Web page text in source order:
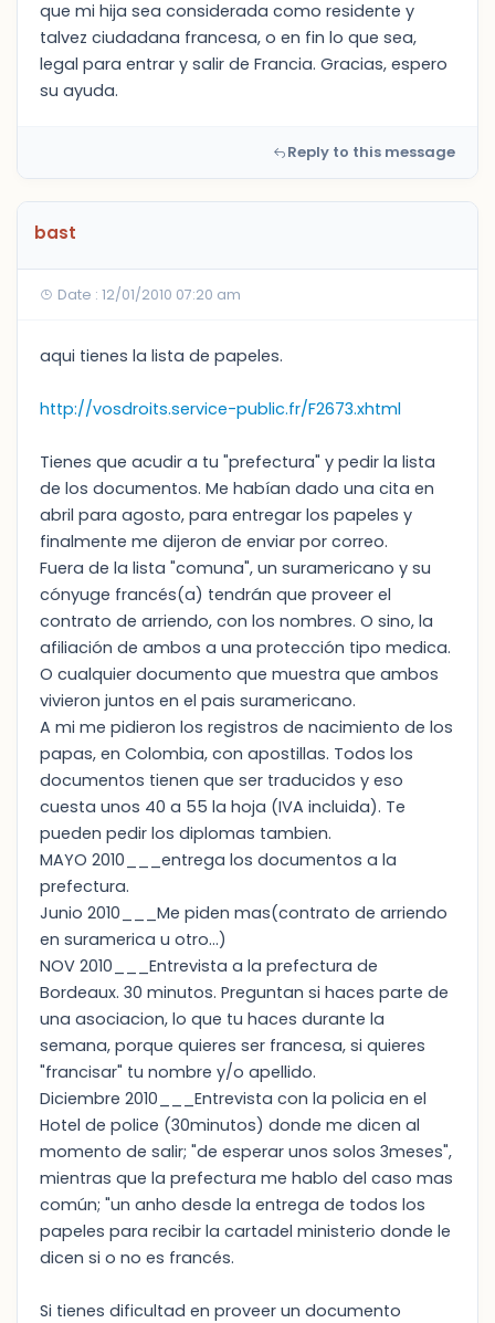
que mi hija sea considerada como residente y
talvez ciudadana francesa, o en fin lo que sea,
legal para entrar y salir de Francia. Gracias, espero
su ayuda.
Reply to this message
bast
Date : 12/01/2010 07:20 am
aqui tienes la lista de papeles.
http://vosdroits.service-public.fr/F2673.xhtml
Tienes que acudir a tu "prefectura" y pedir la lista
de los documentos. Me habían dado una cita en
abril para agosto, para entregar los papeles y
finalmente me dijeron de enviar por correo.
Fuera de la lista "comuna", un suramericano y su
cónyuge francés(a) tendrán que proveer el
contrato de arriendo, con los nombres. O sino, la
afiliación de ambos a una protección tipo medica.
O cualquier documento que muestra que ambos
vivieron juntos en el pais suramericano.
A mi me pidieron los registros de nacimiento de los
papas, en Colombia, con apostillas. Todos los
documentos tienen que ser traducidos y eso
cuesta unos 40 a 55 la hoja (IVA incluida). Te
pueden pedir los diplomas tambien.
MAYO 2010___entrega los documentos a la
prefectura.
Junio 2010___Me piden mas(contrato de arriendo
en suramerica u otro...)
NOV 2010___Entrevista a la prefectura de
Bordeaux. 30 minutos. Preguntan si haces parte de
una asociacion, lo que tu haces durante la
semana, porque quieres ser francesa, si quieres
"francisar" tu nombre y/o apellido.
Diciembre 2010___Entrevista con la policia en el
Hotel de police (30minutos) donde me dicen al
momento de salir; "de esperar unos solos 3meses",
mientras que la prefectura me hablo del caso mas
común; "un anho desde la entrega de todos los
papeles para recibir la cartadel ministerio donde le
dicen si o no es francés.
Si tienes dificultad en proveer un documento